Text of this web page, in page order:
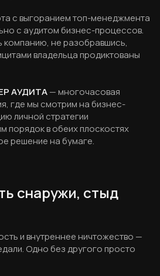
с выгоранием топ-менеджмента
с аудитом бизнес-процессов.
не разобравшись,
владельца продиктованы
АУДИТА— многочасовая
где мы смотрим на бизнес-
личной стратегии
порядок в обеих плоскостях
решение на бумаге.
снаружи, стыд
и внутреннее ничтожество —
Одно без другого просто